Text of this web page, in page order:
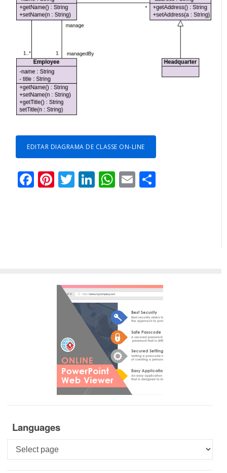
EDITAR DIAGRAMA DE CLASSE ON-LINE
Facebook
Pinterest
Twitter
LinkedIn
WhatsApp
Email
Languages
Languages